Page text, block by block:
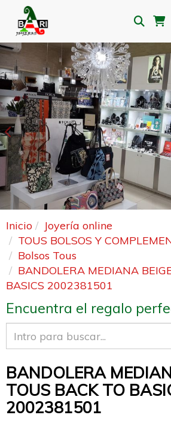
Anterior
Inicio
Joyería online
TOUS BOLSOS Y
Bolsos Tous
BANDOLERA MEDIANA
BASICS 2002381501
Encuentra el regalo
BANDOLERA
TOUS BACK TO
2002381501